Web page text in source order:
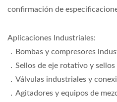
confirmación de
Aplicaciones Industriales:
．Bombas y compresores
．Sellos de eje rotativo y
．Válvulas industriales y
．Agitadores y equipos de